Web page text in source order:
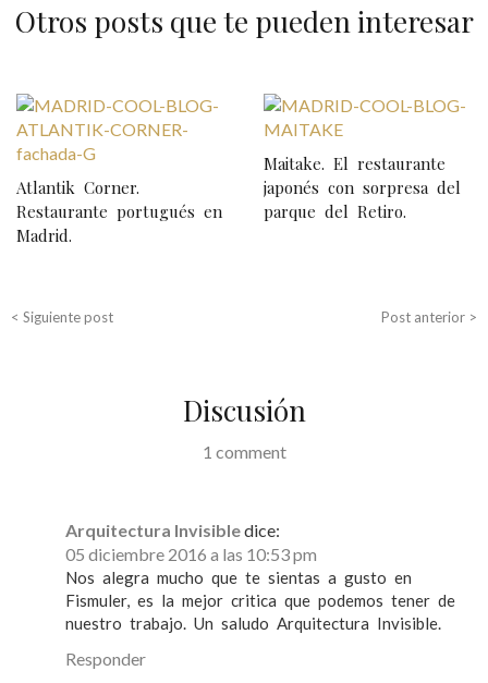
Otros posts que te pueden interesar
Atlantik Corner.
Restaurante portugués en
Madrid.
Maitake. El restaurante
japonés con sorpresa del
parque del Retiro.
N
a
v
e
g
c
Post anterior >
< Siguiente post
Discusión
1 comment
Arquitectura Invisibledice:
05 diciembre 2016 a las 10:53 pm
Nos alegra mucho que te sientas a gusto en
Fismuler, es la mejor critica que podemos tener de
nuestro trabajo. Un saludo Arquitectura Invisible.
Responder